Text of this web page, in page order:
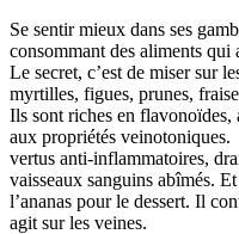
Se sentir mieux dans ses
consommant des aliments
Le secret, c’est de miser sur
myrtilles, figues, prunes,
Ils sont riches en flavonoïdes,
aux propriétés
vertus anti-inflammatoires,
vaisseaux sanguins abîmés.
l’ananas pour le dessert. Il
agit sur les veines.